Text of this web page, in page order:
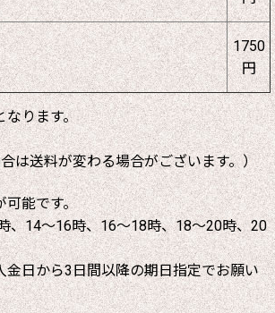
1750
円
ります。
送料が変わる場合がございます。）
可能です。
、14～16時、16～18時、18～20時、20
金日から3日間以降の期日指定でお願い